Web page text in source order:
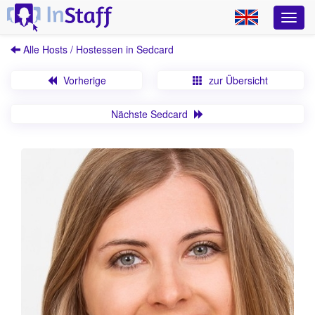
Alle Hosts / Hostessen in Sedcard
Vorherige zur Übersicht
Nächste Sedcard